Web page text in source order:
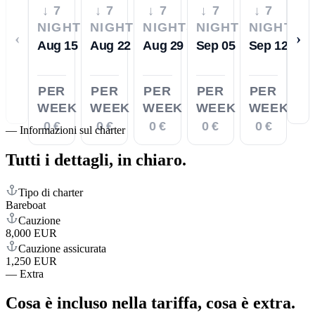
‹
↓ 7
NIGHTS
Aug 15
PER
WEEK
0 €
↓ 7
NIGHTS
Aug 22
PER
WEEK
0 €
↓ 7
NIGHTS
Aug 29
PER
WEEK
0 €
↓ 7
NIGHTS
Sep 05
PER
WEEK
0 €
↓ 7
NIGHTS
Sep 12
PER
WEEK
0 €
›
— Informazioni sul charter
Tutti i dettagli, in chiaro.
Tipo di charter
Bareboat
Cauzione
8,000 EUR
Cauzione assicurata
1,250 EUR
— Extra
Cosa è incluso nella tariffa, cosa è extra.